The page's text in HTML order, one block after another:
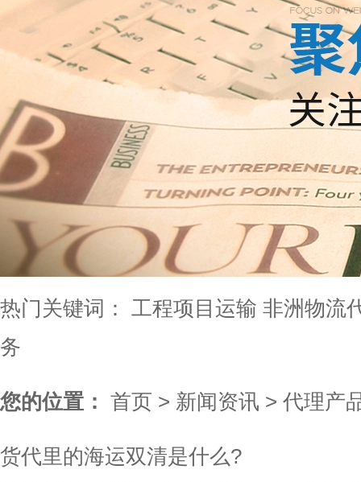
热门关键词： 工程项目运输 非洲物流
务
您的位置： 首页 > 新闻资讯 > 代理产
货代里的海运双清是什么?